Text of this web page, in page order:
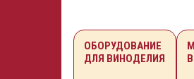
ОБОРУДОВАНИЕ
ДЛЯ ВИНОДЕЛИЯ